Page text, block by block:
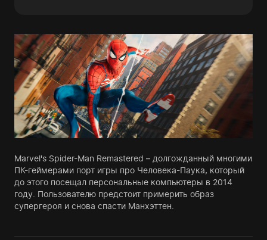
Marvel's Spider-Man Remastered – долгожданный многими
ПК-геймерами порт игры про Человека-Паука, который
до этого посещал персональные компьютеры в 2014
году. Пользователю предстоит примерить образ
супергероя и снова спасти Манхэттен.